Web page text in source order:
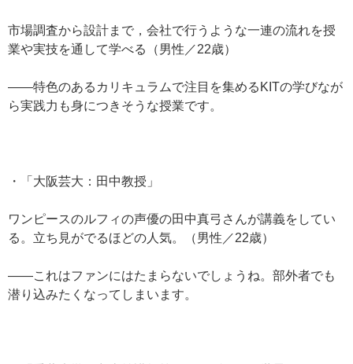
市場調査から設計まで，会社で行うような一連の流れを授
業や実技を通して学べる（男性／22歳）
——特色のあるカリキュラムで注目を集めるKITの学びなが
ら実践力も身につきそうな授業です。
・「大阪芸大：田中教授」
ワンピースのルフィの声優の田中真弓さんが講義をしてい
る。立ち見がでるほどの人気。（男性／22歳）
——これはファンにはたまらないでしょうね。部外者でも
潜り込みたくなってしまいます。